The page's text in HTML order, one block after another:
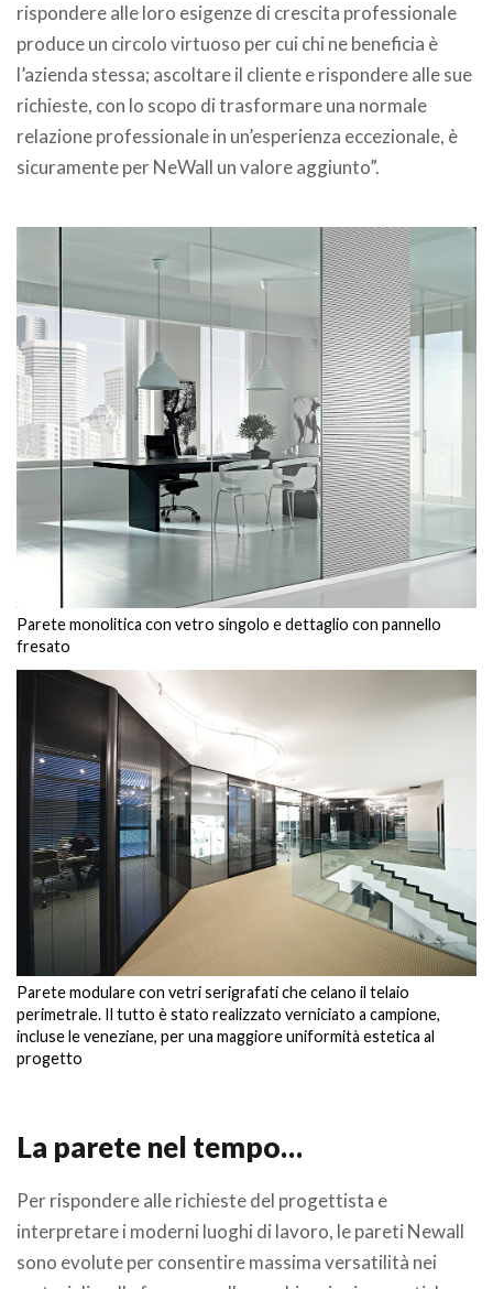
rispondere alle loro esigenze di crescita professionale
produce un circolo virtuoso per cui chi ne beneficia è
l’azienda stessa; ascoltare il cliente e rispondere alle sue
richieste, con lo scopo di trasformare una normale
relazione professionale in un’esperienza eccezionale, è
sicuramente per NeWall un valore aggiunto”.
Parete monolitica con vetro singolo e dettaglio con pannello
fresato
Parete modulare con vetri serigrafati che celano il telaio
perimetrale. Il tutto è stato realizzato verniciato a campione,
incluse le veneziane, per una maggiore uniformità estetica al
progetto
La parete nel tempo…
Per rispondere alle richieste del progettista e
interpretare i moderni luoghi di lavoro, le pareti Newall
sono evolute per consentire massima versatilità nei